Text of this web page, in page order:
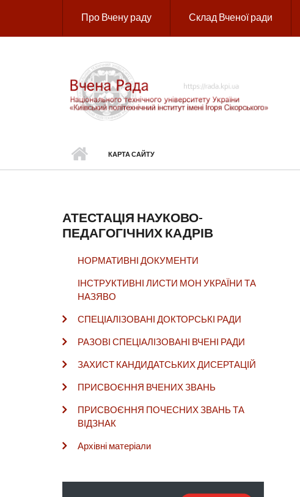
Про Вчену раду Склад Вченої ради
КАРТА САЙТУ
АТЕСТАЦІЯ НАУКОВО-
ПЕДАГОГІЧНИХ КАДРІВ
НОРМАТИВНІ ДОКУМЕНТИ
ІНСТРУКТИВНІ ЛИСТИ МОН УКРАЇНИ ТА
НАЗЯВО
СПЕЦІАЛІЗОВАНІ ДОКТОРСЬКІ РАДИ
РАЗОВІ СПЕЦІАЛІЗОВАНІ ВЧЕНІ РАДИ
ЗАХИСТ КАНДИДАТСЬКИХ ДИСЕРТАЦІЙ
ПРИСВОЄННЯ ВЧЕНИХ ЗВАНЬ
ПРИСВОЄННЯ ПОЧЕСНИХ ЗВАНЬ ТА
ВІДЗНАК
Архівні матеріали